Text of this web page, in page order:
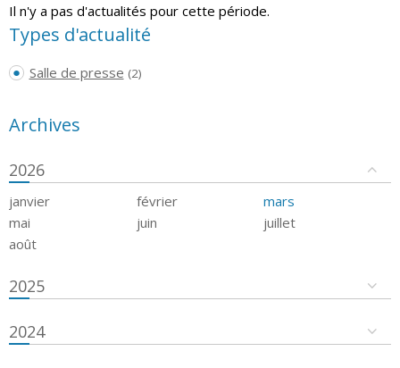
Il n'y a pas d'actualités pour cette période.
Types d'actualité
Salle de presse (2)
Archives
2026
janvier février
mars
mai
juin
juillet
août
2025
2024